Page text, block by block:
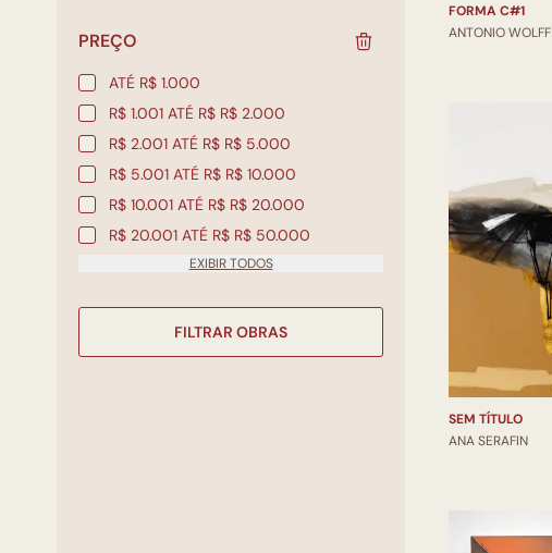
PREÇO
ATÉ R$ 1.000
R$ 1.001 ATÉ R$ R$ 2.000
R$ 2.001 ATÉ R$ R$ 5.000
R$ 5.001 ATÉ R$ R$ 10.000
R$ 10.001 ATÉ R$ R$ 20.000
R$ 20.001 ATÉ R$ R$ 50.000
EXIBIR TODOS
FILTRAR OBRAS
FORMA C#1
ANTONIO WOLFF
SEM TÍTULO
ANA SERAFIN